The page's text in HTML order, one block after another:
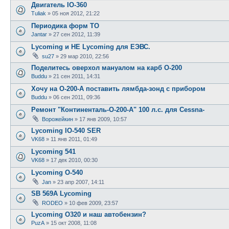
Двигатель IO-360
Tuliak » 05 ноя 2012, 21:22
Периодика форм ТО
Jantar » 27 сен 2012, 11:39
Lycoming и НЕ Lycoming для ЕЭВС.
su27 » 29 мар 2010, 22:56
Поделитесь оверхол мануалом на карб О-200
Buddu » 21 сен 2011, 14:31
Хочу на О-200-А поставить лямбда-зонд с прибором
Buddu » 06 сен 2011, 09:36
Ремонт "Континенталь-О-200-А" 100 л.с. для Cessna-
Ворожейкин » 17 янв 2009, 10:57
Lycoming IO-540 SER
VK68 » 11 янв 2011, 01:49
Lycoming 541
VK68 » 17 дек 2010, 00:30
Lycoming O-540
Jan » 23 апр 2007, 14:11
SB 569A Lycoming
RODEO » 10 фев 2009, 23:57
Lycoming O320 и наш автобензин?
PuzA » 15 окт 2008, 11:08